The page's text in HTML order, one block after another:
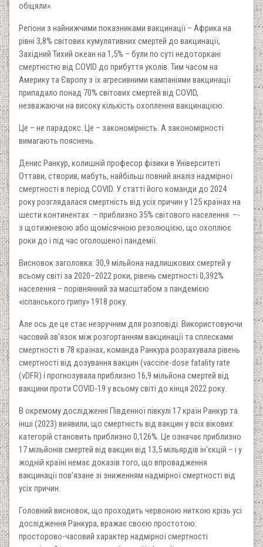
обіцяли».
Регіони з найнижчими показниками вакцинації – Африка на
рівні 3,8% світових кумулятивних смертей до вакцинації,
Західний Тихий океан на 1,5% – були по суті недоторкані
смертністю від COVID до прибуття уколів. Тим часом на
Америку та Європу з їх агресивними кампаніями вакцинації
припадало понад 70% світових смертей від COVID,
незважаючи на високу кількість охоплення вакцинацією.
Це – не парадокс. Це – закономірність. А закономірності
вимагають пояснень.
Денис Ранкур, колишній професор фізики в Університеті
Оттави, створив, мабуть, найбільш повний аналіз надмірної
смертності в період COVID. У статті його команди до 2024
року розглядалася смертність від усіх причин у 125 країнах на
шести континентах – приблизно 35% світового населення –-
з щотижневою або щомісячною резолюцією, що охоплює
роки до і під час оголошеної пандемії.
Висновок заголовка: 30,9 мільйона надлишкових смертей у
всьому світі за 2020–2022 роки, рівень смертності 0,392%
населення – порівнянний за масштабом з пандемією
«іспанського грипу» 1918 року.
Але ось де це стає незручним для розповіді. Використовуючи
часовий зв'язок між розгортанням вакцинації та сплесками
смертності в 78 країнах, команда Ранкура розрахувала рівень
смертності від дозування вакцин (vaccine-dose fatality rate
(vDFR) і прогнозувала приблизно 16,9 мільйона смертей від
вакцини проти COVID-19 у всьому світі до кінця 2022 року.
В окремому дослідженні Південної півкулі 17 країн Ранкур та
інші (2023) виявили, що смертність від вакцин у всіх вікових
категорій становить приблизно 0,126%. Це означає приблизно
17 мільйонів смертей від вакцин від 13,5 мільярдів ін'єкцій – і у
жодній країні немає доказів того, що впровадження
вакцинації пов’язане зі зниженням надмірної смертності від
усіх причин.
Головний висновок, що проходить червоною ниткою крізь усі
дослідження Ранкура, вражає своєю простотою:
просторово-часовий характер надмірної смертності